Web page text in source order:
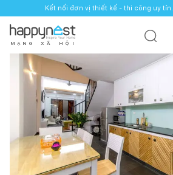
Kết nối đơn vị thiết kế - thi công uy tín.
Kết nối đơn vị thiết kế - thi công uy tín.
M Ạ N G X Ã H Ộ I